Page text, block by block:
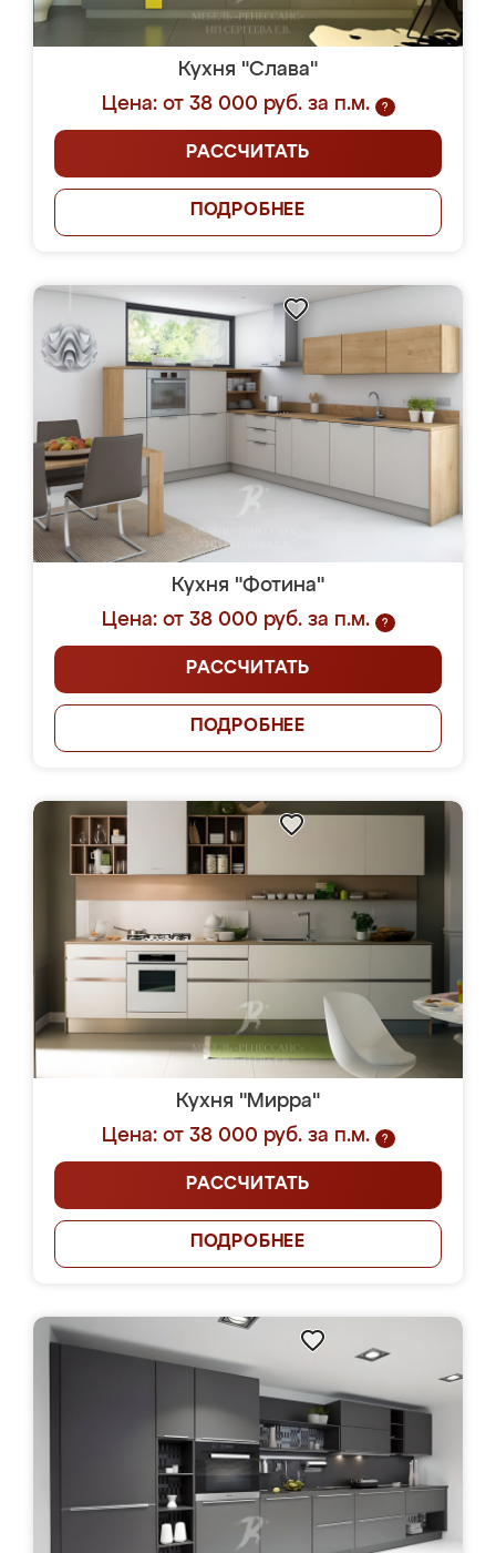
Кухня "Слава"
Цена: от 38 000 руб. за п.м.
?
РАССЧИТАТЬ
ПОДРОБНЕЕ
Кухня "Фотина"
Цена: от 38 000 руб. за п.м.
?
РАССЧИТАТЬ
ПОДРОБНЕЕ
Кухня "Мирра"
Цена: от 38 000 руб. за п.м.
?
РАССЧИТАТЬ
ПОДРОБНЕЕ